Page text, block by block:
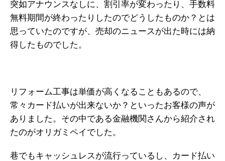
突如アナウンスなしに、割引率が変わったり、手数料
無料期間が終わったりしたのでどうしたものか？とは
思っていたのですが、売却のニュースが出た時には納
得したものでした。
リフォーム工事は単価が高くなることもあるので、
常々カード払いが出来ないか？といったお客様の声が
ありました。その中である金融機関さんから紹介され
たのがオリガミペイでした。
巷でもキャッシュレスが流行っているし、カード払い